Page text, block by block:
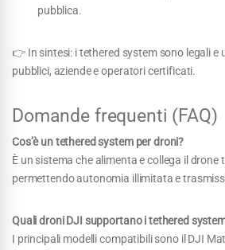
pubblica.
👉 In sintesi: i tethered system sono legali e
pubblici, aziende e operatori certificati.
Domande frequenti (FAQ)
Cos’è un tethered system per droni?
È un sistema che alimenta e collega il drone
permettendo autonomia illimitata e
Quali droni DJI supportano i tethered
I principali modelli compatibili sono il DJI